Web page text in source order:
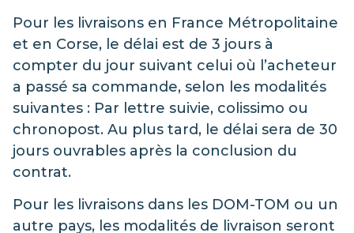
Pour les livraisons en France Métropolitaine
et en Corse, le délai est de 3 jours à
compter du jour suivant celui où l’acheteur
a passé sa commande, selon les modalités
suivantes : Par lettre suivie, colissimo ou
chronopost. Au plus tard, le délai sera de 30
jours ouvrables après la conclusion du
contrat.
Pour les livraisons dans les DOM-TOM ou un
autre pays, les modalités de livraison seront